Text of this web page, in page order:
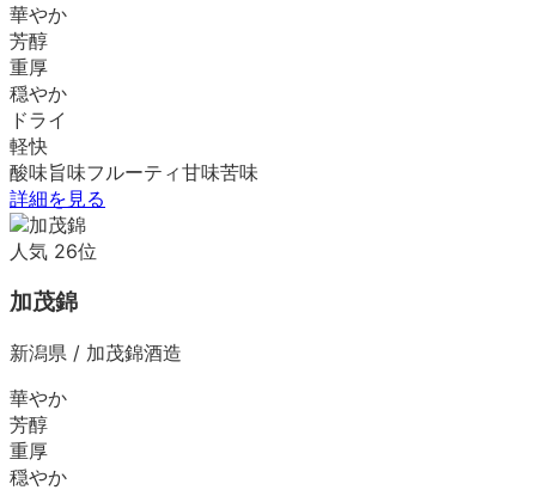
華やか
芳醇
重厚
穏やか
ドライ
軽快
酸味旨味フルーティ甘味苦味
詳細を見る
人気 26位
加茂錦
新潟県 / 加茂錦酒造
華やか
芳醇
重厚
穏やか